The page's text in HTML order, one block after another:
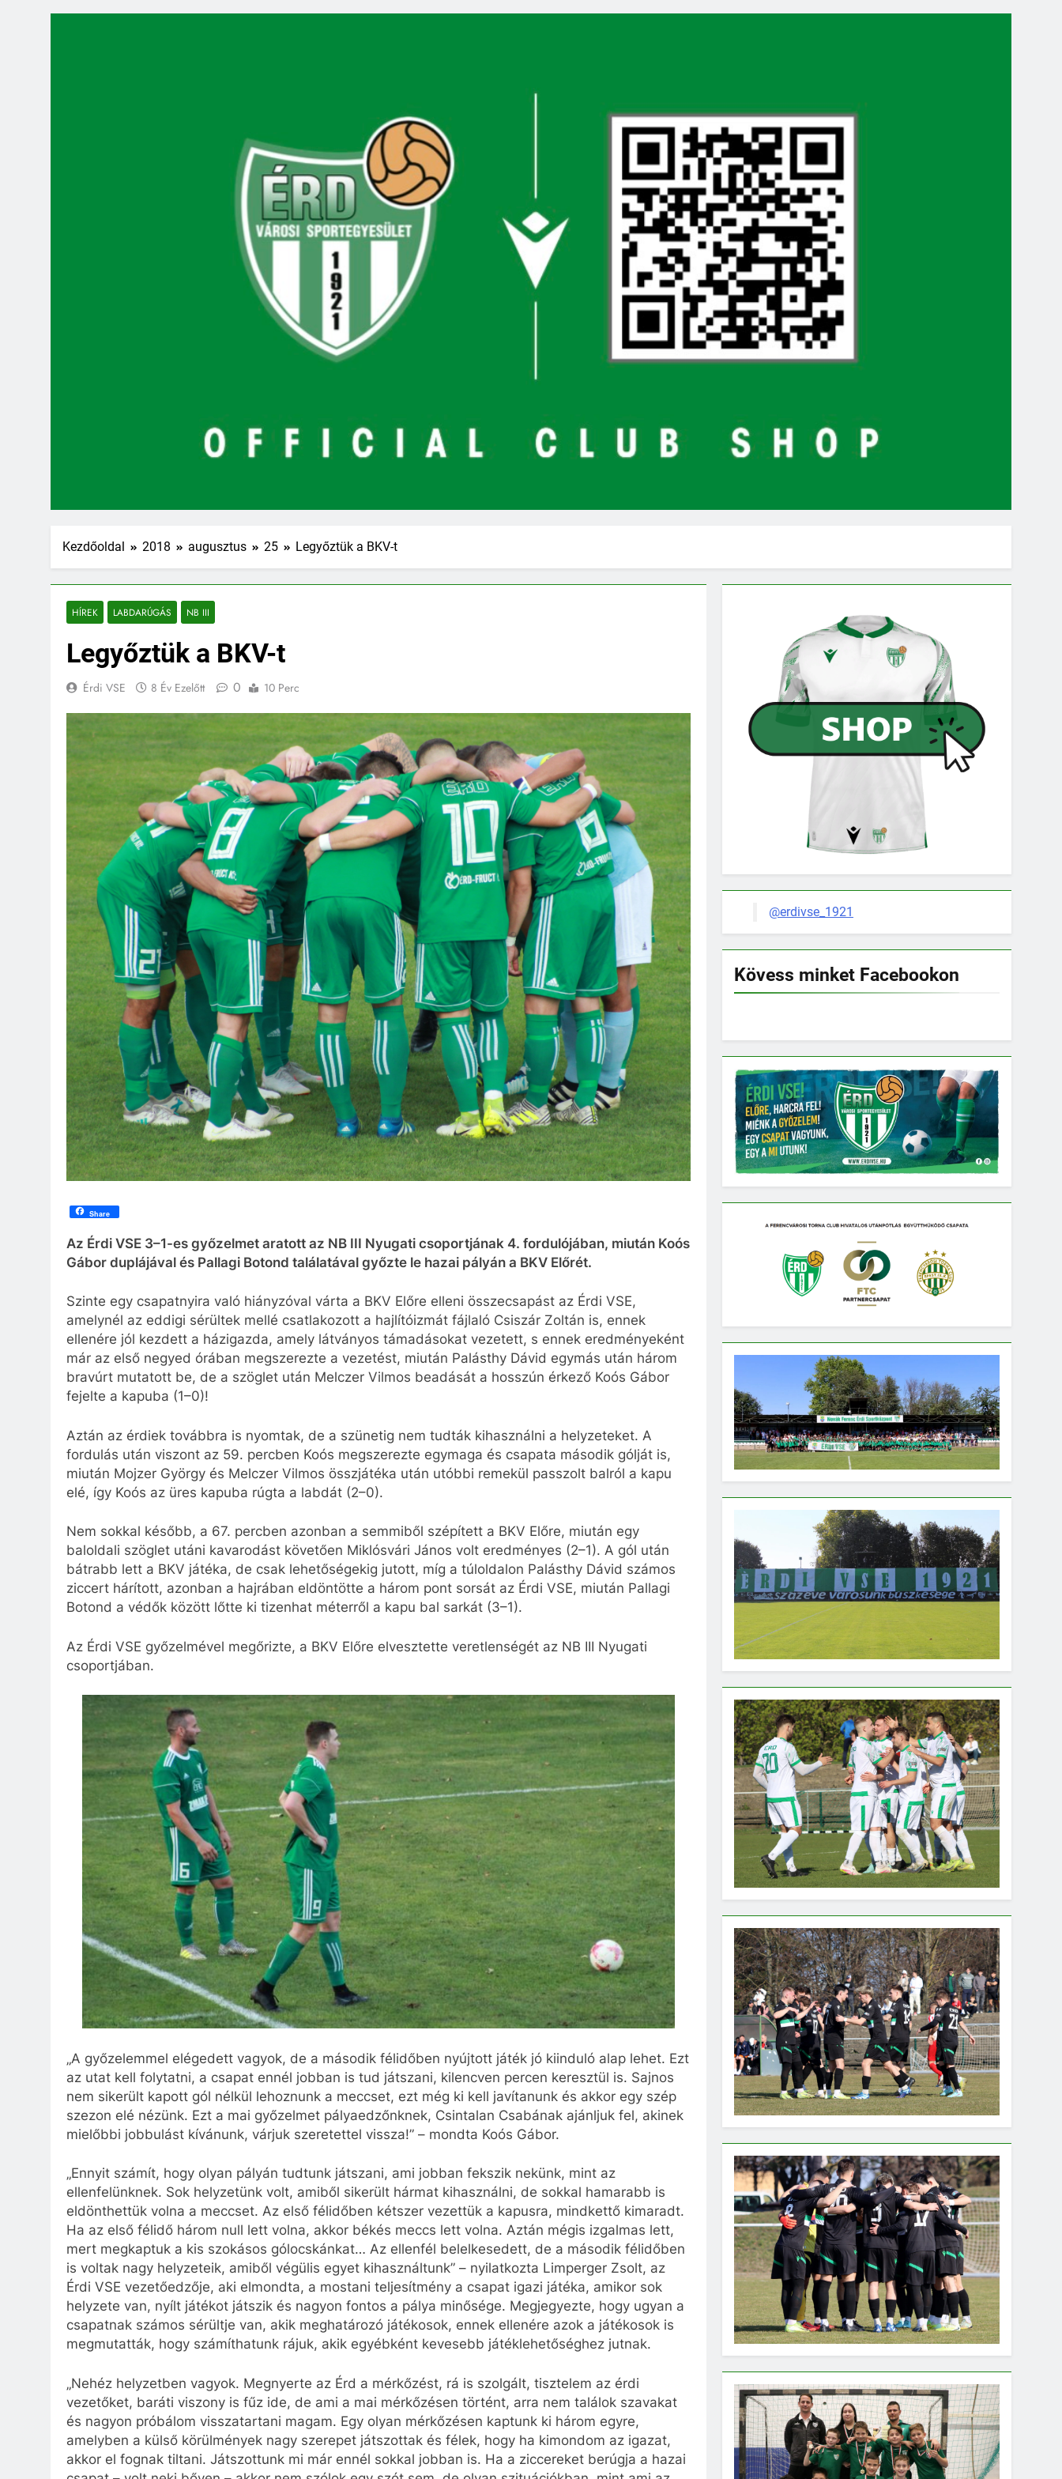
Kezdőoldal 2018 augusztus 25 Legyőztük a BKV-t
HÍREK LABDARÚGÁS NB III
Legyőztük a BKV-t
Érdi VSE 8 Év Ezelőtt 0 10 Perc
Share
Az Érdi VSE 3–1-es győzelmet aratott az NB III Nyugati csoportjának 4. fordulójában, miután Koós
Gábor duplájával és Pallagi Botond találatával győzte le hazai pályán a BKV Előrét.
Szinte egy csapatnyira való hiányzóval várta a BKV Előre elleni összecsapást az Érdi VSE,
amelynél az eddigi sérültek mellé csatlakozott a hajlítóizmát fájlaló Csiszár Zoltán is, ennek
ellenére jól kezdett a házigazda, amely látványos támadásokat vezetett, s ennek eredményeként
már az első negyed órában megszerezte a vezetést, miután Palásthy Dávid egymás után három
bravúrt mutatott be, de a szöglet után Melczer Vilmos beadását a hosszún érkező Koós Gábor
fejelte a kapuba (1–0)!
Aztán az érdiek továbbra is nyomtak, de a szünetig nem tudták kihasználni a helyzeteket. A
fordulás után viszont az 59. percben Koós megszerezte egymaga és csapata második gólját is,
miután Mojzer György és Melczer Vilmos összjátéka után utóbbi remekül passzolt balról a kapu
elé, így Koós az üres kapuba rúgta a labdát (2–0).
Nem sokkal később, a 67. percben azonban a semmiből szépített a BKV Előre, miután egy
baloldali szöglet utáni kavarodást követően Miklósvári János volt eredményes (2–1). A gól után
bátrabb lett a BKV játéka, de csak lehetőségekig jutott, míg a túloldalon Palásthy Dávid számos
ziccert hárított, azonban a hajrában eldöntötte a három pont sorsát az Érdi VSE, miután Pallagi
Botond a védők között lőtte ki tizenhat méterről a kapu bal sarkát (3–1).
Az Érdi VSE győzelmével megőrizte, a BKV Előre elvesztette veretlenségét az NB III Nyugati
csoportjában.
„A győzelemmel elégedett vagyok, de a második félidőben nyújtott játék jó kiinduló alap lehet. Ezt
az utat kell folytatni, a csapat ennél jobban is tud játszani, kilencven percen keresztül is. Sajnos
nem sikerült kapott gól nélkül lehoznunk a meccset, ezt még ki kell javítanunk és akkor egy szép
szezon elé nézünk. Ezt a mai győzelmet pályaedzőnknek, Csintalan Csabának ajánljuk fel, akinek
mielőbbi jobbulást kívánunk, várjuk szeretettel vissza!” – mondta Koós Gábor.
„Ennyit számít, hogy olyan pályán tudtunk játszani, ami jobban fekszik nekünk, mint az
ellenfelünknek. Sok helyzetünk volt, amiből sikerült hármat kihasználni, de sokkal hamarabb is
eldönthettük volna a meccset. Az első félidőben kétszer vezettük a kapusra, mindkettő kimaradt.
Ha az első félidő három null lett volna, akkor békés meccs lett volna. Aztán mégis izgalmas lett,
mert megkaptuk a kis szokásos gólocskánkat… Az ellenfél belelkesedett, de a második félidőben
is voltak nagy helyzeteik, amiből végülis egyet kihasználtunk” – nyilatkozta Limperger Zsolt, az
Érdi VSE vezetőedzője, aki elmondta, a mostani teljesítmény a csapat igazi játéka, amikor sok
helyzete van, nyílt játékot játszik és nagyon fontos a pálya minősége. Megjegyezte, hogy ugyan a
csapatnak számos sérültje van, akik meghatározó játékosok, ennek ellenére azok a játékosok is
megmutatták, hogy számíthatunk rájuk, akik egyébként kevesebb játéklehetőséghez jutnak.
„Nehéz helyzetben vagyok. Megnyerte az Érd a mérkőzést, rá is szolgált, tisztelem az érdi
vezetőket, baráti viszony is fűz ide, de ami a mai mérkőzésen történt, arra nem találok szavakat
és nagyon próbálom visszatartani magam. Egy olyan mérkőzésen kaptunk ki három egyre,
amelyben a külső körülmények nagy szerepet játszottak és félek, hogy ha kimondom az igazat,
akkor el fognak tiltani. Játszottunk mi már ennél sokkal jobban is. Ha a ziccereket berúgja a hazai
@erdivse_1921
Kövess minket Facebookon